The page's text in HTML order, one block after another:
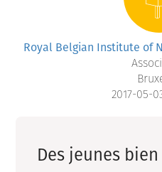
Royal Belgian Institute of
2017-05-
Des jeunes